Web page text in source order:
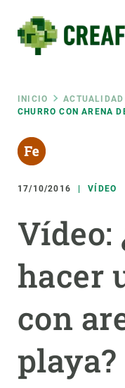
contenido
principal
Ruta
de
INICIO ACTUALIDAD
CHURRO CON ARENA
17/10/2016 VÍDEO
Vídeo:
hacer
con
playa?
RRSS
INTRANET
menu
INVESTIGACIÓN
CIENCIA EN ACCIÓN
ÚNETE A NOSOTROS
PARTICIPA
NOTICIAS Y AGENDA